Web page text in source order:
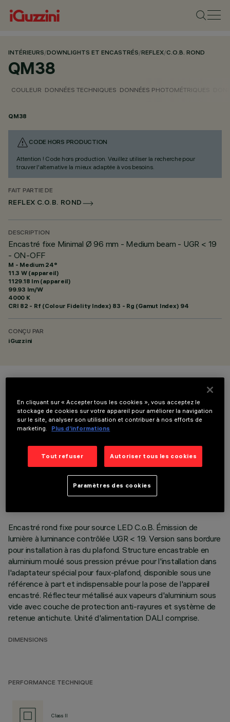
INTÉRIEURS/DOWNLIGHTS ET ENCASTRÉS/REFLEX/C.O.B. ROND
QM38
COULEUR DONNÉES TECHNIQUES DONNÉES PHOTOMÉTRIQUES
QM38
CODE HORS PRODUCTION
Attention ! Code hors production. Veuillez utiliser la recherche pour
trouver l'alternative la mieux adaptée à vos besoins.
FAIT PARTIE DE
REFLEX C.O.B. ROND
DESCRIPTION
Encastré fixe Minimal Ø 96 mm - Medium beam - UGR < 19
- ON-OFF
M - Medium 24°
11.3 W (appareil)
1129.18 lm (appareil)
99.93 lm/W
4000 K
CRI 82 - Rf (Colour Fidelity Index) 83 - Rg (Gamut Index) 94
CONÇU PAR
iGuzzini
DONNÉES TECHNIQUES
DERNIÈRE MISE À JOUR: 01/08/2026
Encastré rond fixe pour source LED C.o.B. Émission de
lumière à luminance contrôlée UGR < 19. Version sans bordure
pour installation à ras du plafond. Structure encastrable en
aluminium moulé sous pression prévue pour l'installation dans
l'adaptateur spécial pour faux-plafond, disponible sous une
référence à part et indispensable pour la pose de l'appareil
encastré. Réflecteur métallisé aux vapeurs d'aluminium sous
vide avec couche de protection anti-rayures et système de
retenue antichute. Unité d'alimentation DALI comprise.
DIMENSIONS
PERFORMANCE TECHNIQUE
Class II
En cliquant sur « Accepter tous les cookies », vous acceptez le
stockage de cookies sur votre appareil pour améliorer la navigation
sur le site, analyser son utilisation et contribuer à nos efforts de
marketing.
Plus d’informations
Tout refuser Autoriser tous les cookies
Paramètres des cookies